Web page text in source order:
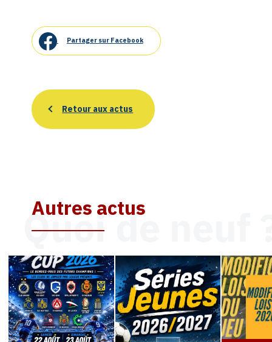
Partager sur Facebook
Retour aux actus
Autres actus
Quoi de neuf